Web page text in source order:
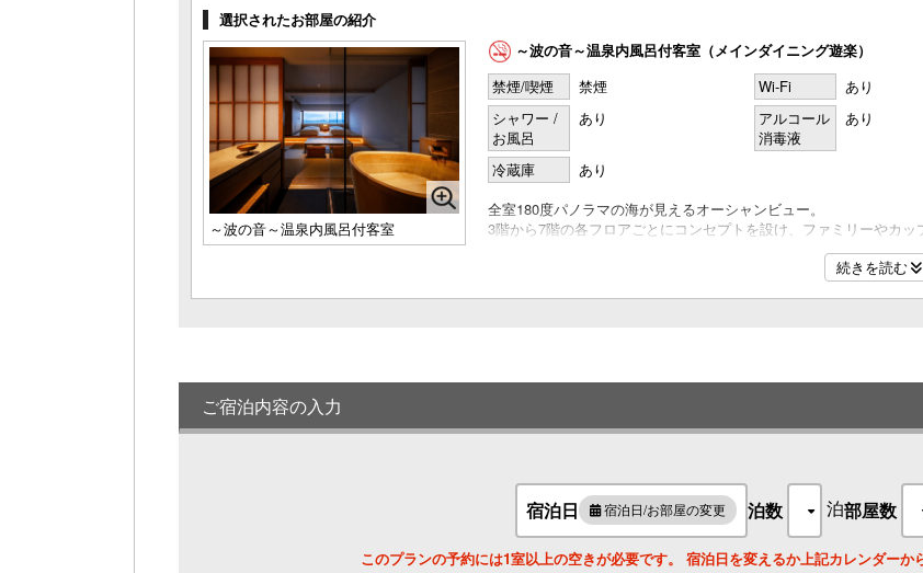
選択されたお部屋の紹介
～波の音～温泉内風呂付客室
～波の音～温泉内風呂付客室（メインダイニング遊楽）
禁煙/喫煙
禁煙 Wi-Fi あり
シャワー /
お風呂
あり
アルコール
消毒液
あり
冷蔵庫
あり
全室180度パノラマの海が見えるオーシャンビュー。
3階から7階の各フロアごとにコンセプトを設け、ファミリーやカッ
続きを読む
ご宿泊内容の入力
宿泊日 宿泊日/お部屋の変更 泊数 泊部屋数
このプランの予約には1室以上の空きが必要です。 宿泊日を変えるか上記カレンダーか